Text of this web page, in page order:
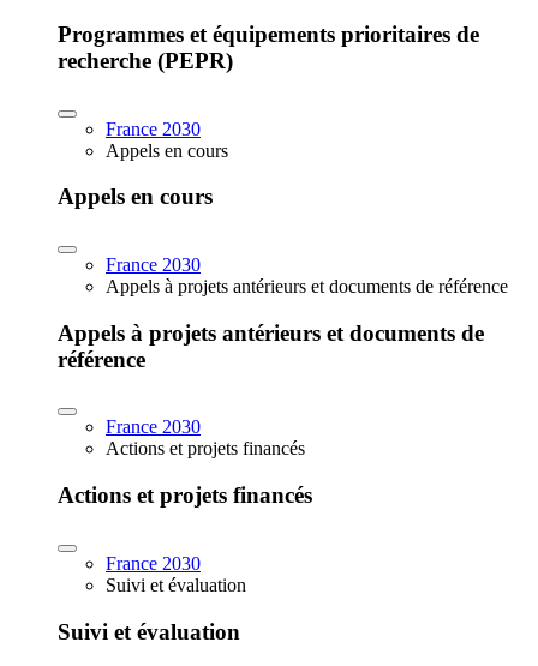
Programmes et équipements prioritaires de
recherche (PEPR)
France 2030
Appels en cours
Appels en cours
France 2030
Appels à projets antérieurs et documents de référence
Appels à projets antérieurs et documents de
référence
France 2030
Actions et projets financés
Actions et projets financés
France 2030
Suivi et évaluation
Suivi et évaluation